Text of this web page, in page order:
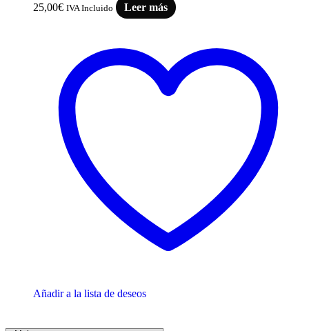
25,00€ IVA Incluido Leer más
Añadir a la lista de deseos